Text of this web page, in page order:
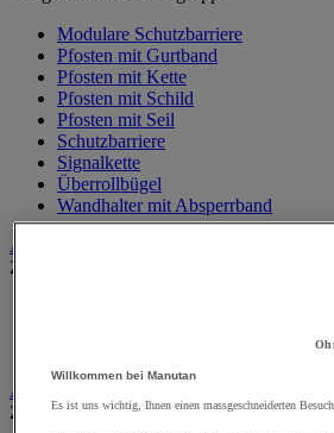
Modulare Schutzbarriere
Pfosten mit Gurtband
Pfosten mit Kette
Pfosten mit Schild
Pfosten mit Seil
Schutzbarriere
Signalkette
Überrollbügel
Wandhalter mit Absperrband
Alarm und Videoüberwachung
Zur gesamten Produktgruppe
Auffangwannen-, Behälter und Zubehör
Zur gesamten Produktgruppe
Willkommen bei Manutan
Es ist uns wichtig, Ihnen einen massgeschneiderten